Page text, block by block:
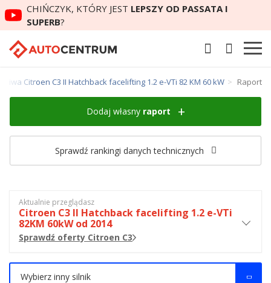
CHIŃCZYK, KTÓRY JEST LEPSZY OD PASSATA I
SUPERB?
Citroen C3 II Hatchback facelifting 1.2 e-VTi 82 KM 60 kW Raport
Dodaj własny raport
Sprawdź rankingi danych technicznych
Aktualnie przeglądasz
Citroen C3 II Hatchback facelifting 1.2 e-VTi
82KM 60kW od 2014
Sprawdź oferty Citroen C3
Wybierz inny silnik